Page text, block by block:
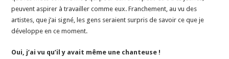
peuvent aspirer à travailler comme eux. Franchement, au vu des
artistes, que j’ai signé, les gens seraient surpris de savoir ce que je
développe en ce moment.
Oui, j’ai vu qu’il y avait même une chanteuse !